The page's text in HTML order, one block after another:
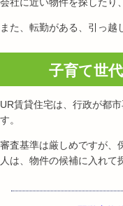
また、転勤がある、引っ
子育て世
UR賃貸住宅は、行政が都
す。
審査基準は厳しめですが、
人は、物件の候補に入れて